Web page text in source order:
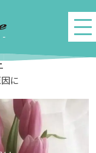
に